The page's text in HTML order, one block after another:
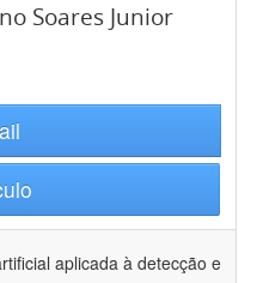
Soares Junior
aplicada à detecção e